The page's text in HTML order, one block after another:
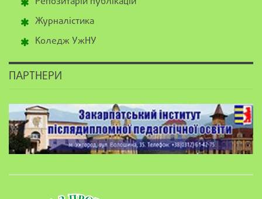
Журналістика
Коледж УжНУ
ПАРТНЕРИ